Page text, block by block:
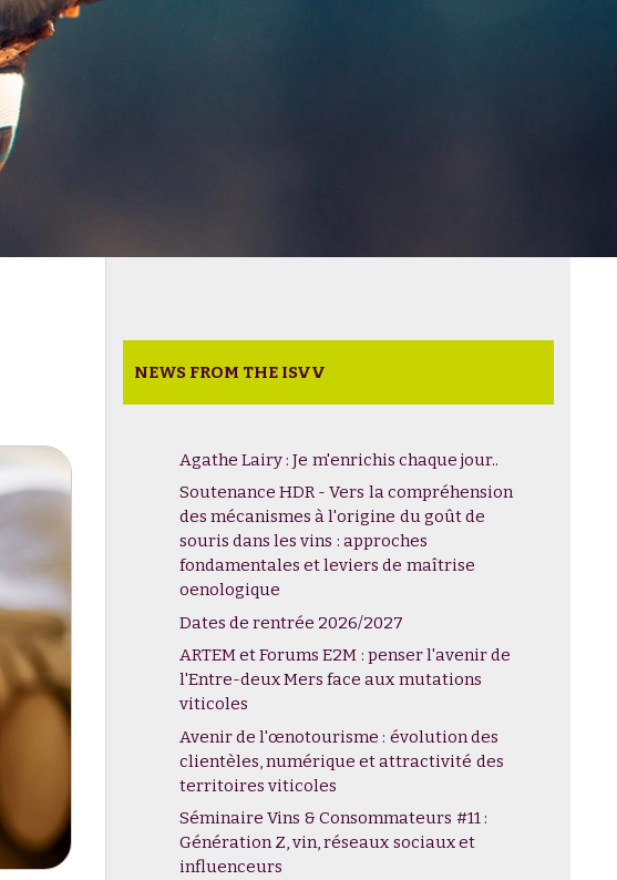
NEWS FROM THE ISVV
Agathe Lairy : Je m'enrichis chaque jour..
Soutenance HDR - Vers la compréhension
des mécanismes à l'origine du goût de
souris dans les vins : approches
fondamentales et leviers de maîtrise
oenologique
Dates de rentrée 2026/2027
ARTEM et Forums E2M : penser l'avenir de
l'Entre-deux Mers face aux mutations
viticoles
Avenir de l'œnotourisme : évolution des
clientèles, numérique et attractivité des
territoires viticoles
Séminaire Vins & Consommateurs #11 :
Génération Z, vin, réseaux sociaux et
influenceurs